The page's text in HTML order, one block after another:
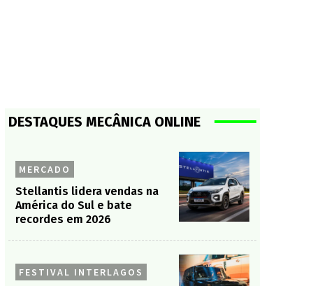
DESTAQUES MECÂNICA ONLINE
MERCADO
Stellantis lidera vendas na
América do Sul e bate
recordes em 2026
FESTIVAL INTERLAGOS